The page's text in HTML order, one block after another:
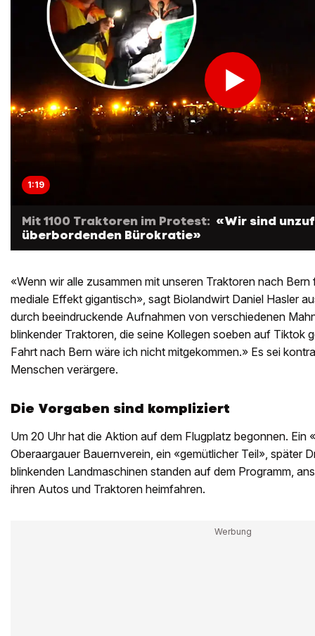
1:19
Mit 1100 Traktoren im Protest: «Wir sind
überbordenden Bürokratie»
«Wenn wir alle zusammen mit unseren Traktoren nach
mediale Effekt gigantisch», sagt Biolandwirt Daniel Hasler
durch beeindruckende Aufnahmen von verschiedenen
blinkender Traktoren, die seine Kollegen soeben auf Tiktok
Fahrt nach Bern wäre ich nicht mitgekommen.» Es sei
Menschen verärgere.
Die Vorgaben sind kompliziert
Um 20 Uhr hat die Aktion auf dem Flugplatz begonnen. Ein
Oberaargauer Bauernverein, ein «gemütlicher Teil», später
blinkenden Landmaschinen standen auf dem Programm,
ihren Autos und Traktoren heimfahren.